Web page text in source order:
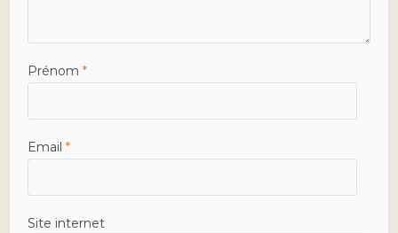
Prénom*
Email*
Site internet